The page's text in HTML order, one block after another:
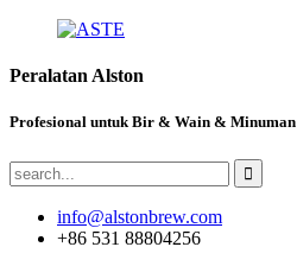
Peralatan Alston
Profesional untuk Bir & Wain & Minuman
info@alstonbrew.com
+86 531 88804256